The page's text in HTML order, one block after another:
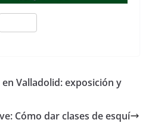
Valladolid: exposición y
Cómo dar clases de esquí